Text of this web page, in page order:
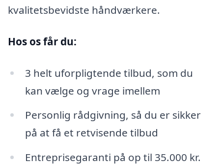
kvalitetsbevidste håndværkere.
Hos os får du:
3 helt uforpligtende tilbud, som du
kan vælge og vrage imellem
Personlig rådgivning, så du er sikker
på at få et retvisende tilbud
Entreprisegaranti på op til 35.000 kr.